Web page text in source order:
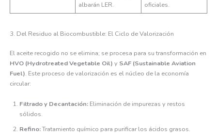
albarán LER.
oficiales.
3. Del Residuo al Biocombustible: El Ciclo de Valorización
El aceite recogido no se elimina; se procesa para su transformación en
HVO (Hydrotreated Vegetable Oil) y SAF (Sustainable Aviation
Fuel). Este proceso de valorización es el núcleo de la economía
circular:
Filtrado y Decantación:Eliminación de impurezas y restos
sólidos.
Refino:Tratamiento químico para purificar los ácidos grasos.